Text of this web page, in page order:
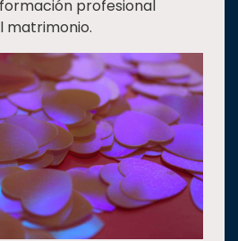
profesional
matrimonio.